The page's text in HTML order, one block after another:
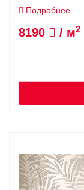
Подробнее
8190 / м2